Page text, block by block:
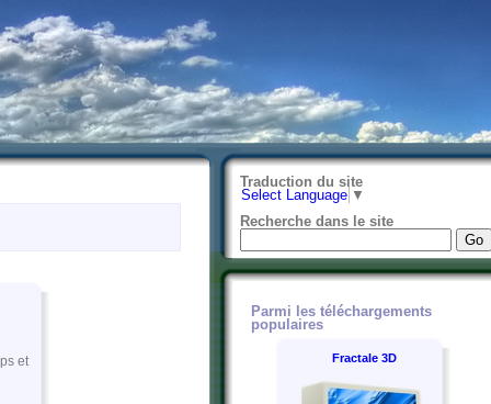
Traduction du site
Select Language ▼
Recherche dans le site
Parmi les téléchargements
populaires
Fractale 3D
et